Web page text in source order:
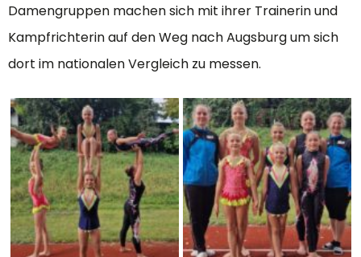
Damengruppen machen sich mit ihrer Trainerin und
Kampfrichterin auf den Weg nach Augsburg um sich
dort im nationalen Vergleich zu messen.